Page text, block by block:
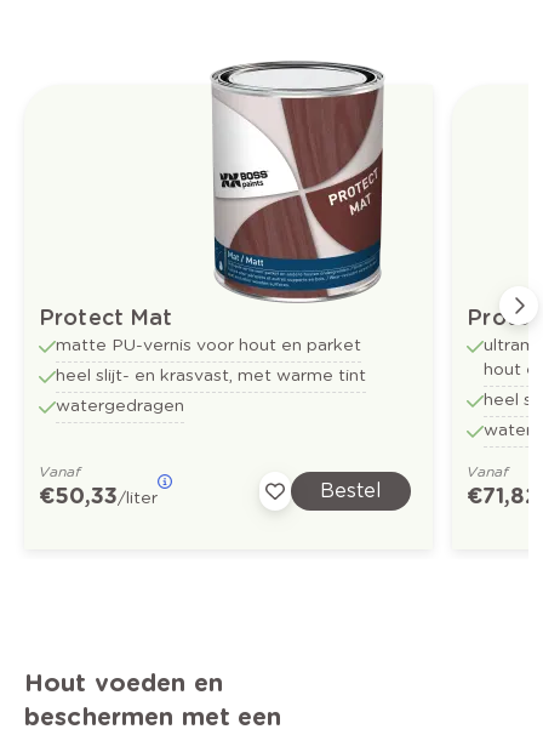
Protect Mat
matte PU-vernis voor hout en parket
heel slijt- en krasvast, met warme tint
watergedragen
Vanaf
€ 50,33/liter Bestel
hout
heel
Vanaf
€ 71,82
Hout voeden en
beschermen met een